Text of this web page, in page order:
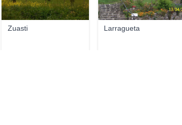
Zuasti Larragueta